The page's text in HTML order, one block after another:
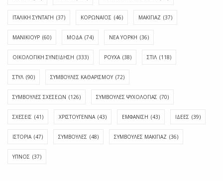
ΙΤΑΛΙΚΗ ΣΥΝΤΑΓΗ (37) ΚΟΡΩΝΑΪΟΣ (46) ΜΑΚΙΓΙΑΖ (37)
ΜΑΝΙΚΙΟΥΡ (60) ΜΟΔΑ (74) ΝΕΑ ΥΟΡΚΗ (36)
ΟΙΚΟΛΟΓΙΚΗ ΣΥΝΕΙΔΗΣΗ (333) ΡΟΥΧΑ (38) ΣΤΙΛ (118)
ΣΤΥΛ (90) ΣΥΜΒΟΥΛΕΣ ΚΑΘΑΡΙΣΜΟΥ (72)
ΣΥΜΒΟΥΛΕΣ ΣΧΕΣΕΩΝ (126) ΣΥΜΒΟΥΛΕΣ ΨΥΧΟΛΟΓΙΑΣ (70)
ΣΧΕΣΕΙΣ (41) ΧΡΙΣΤΟΥΓΕΝΝΑ (43) ΕΜΦΆΝΙΣΗ (43) ΙΔΈΕΣ (39)
ΙΣΤΟΡΊΑ (47) ΣΥΜΒΟΥΛΈΣ (48) ΣΥΜΒΟΥΛΈΣ ΜΑΚΙΓΙΆΖ (36)
ΎΠΝΟΣ (37)